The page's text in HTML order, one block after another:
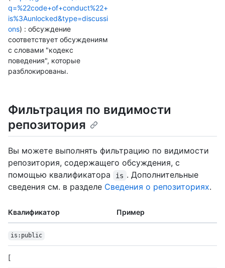
q=%22code+of+conduct%22+
is%3Aunlocked&type=discussi
ons) : обсуждение
соответствует обсуждениям
с словами "кодекс
поведения", которые
разблокированы.
Фильтрация по видимости
репозитория
Вы можете выполнять фильтрацию по видимости
репозитория, содержащего обсуждения, с
помощью квалификатора
is . Дополнительные
сведения см. в разделе Сведения о репозиториях.
Квалификатор Пример
is:public
[